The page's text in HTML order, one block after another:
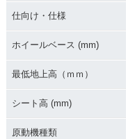
仕向け・仕様
ホイールベース (mm)
最低地上高（ｍｍ）
シート高 (mm)
原動機種類